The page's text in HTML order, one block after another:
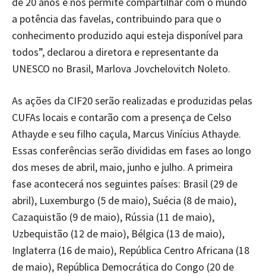
a potência das favelas, contribuindo para que o
conhecimento produzido aqui esteja disponível para
todos”, declarou a diretora e representante da
UNESCO no Brasil, Marlova Jovchelovitch Noleto.
As ações da CIF20 serão realizadas e produzidas pelas
CUFAs locais e contarão com a presença de Celso
Athayde e seu filho caçula, Marcus Vinícius Athayde.
Essas conferências serão divididas em fases ao longo
dos meses de abril, maio, junho e julho. A primeira
fase acontecerá nos seguintes países: Brasil (29 de
abril), Luxemburgo (5 de maio), Suécia (8 de maio),
Cazaquistão (9 de maio), Rússia (11 de maio),
Uzbequistão (12 de maio), Bélgica (13 de maio),
Inglaterra (16 de maio), República Centro Africana (18
de maio), República Democrática do Congo (20 de